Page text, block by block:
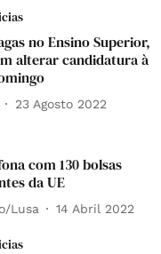
no Ensino Superior,
alterar candidatura à
23 Agosto 2022
com 130 bolsas
da UE
Lusa 14 Abril 2022